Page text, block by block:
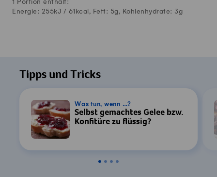
1 Portion enthält:
Energie: 255kJ / 61 kcal, Fett: 5g, Kohlenhydrate: 3g
Tipps und Tricks
Was tun, wenn …?
Selbst gemachtes Gelee bzw.
Konfitüre zu flüssig?